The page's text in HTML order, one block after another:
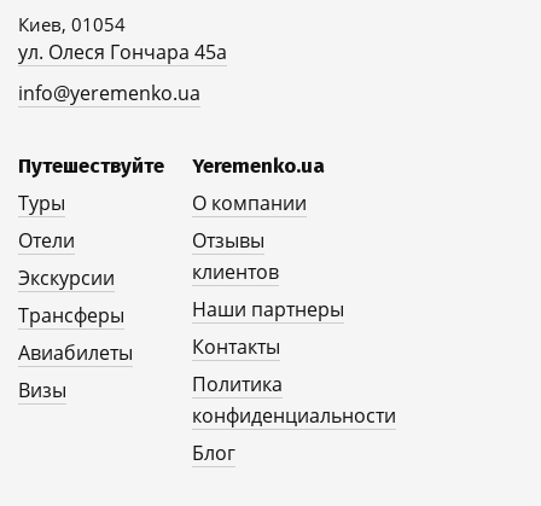
Киев, 01054
ул. Олеся Гончара 45а
info@yeremenko.ua
Путешествуйте
Туры
Отели
Экскурсии
Трансферы
Авиабилеты
Визы
Yeremenko.ua
О компании
Отзывы
клиентов
Наши партнеры
Контакты
Политика
конфиденциальности
Блог